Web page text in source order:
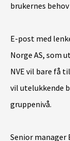
brukernes
E-post med
Norge AS, som
NVE vil bare få
vil utelukkende
gruppenivå.
Senior manager